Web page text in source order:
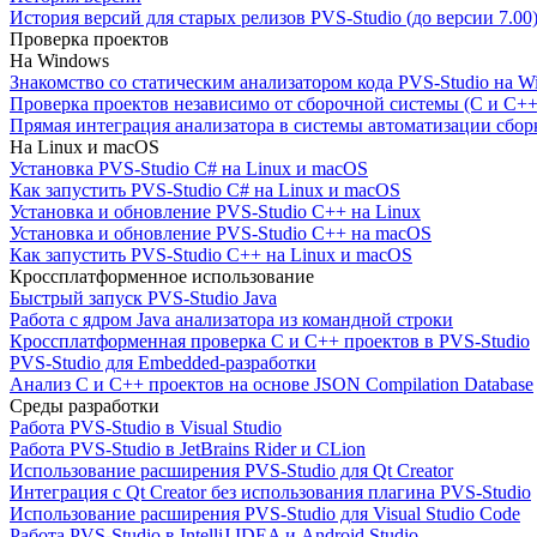
История версий для старых релизов PVS-Studio (до версии 7.00)
Проверка проектов
На Windows
Знакомство со статическим анализатором кода PVS-Studio на
Проверка проектов независимо от сборочной системы (C и
Прямая интеграция анализатора в системы автоматизации
На Linux и macOS
Установка PVS-Studio C# на Linux и macOS
Как запустить PVS-Studio C# на Linux и macOS
Установка и обновление PVS-Studio C++ на Linux
Установка и обновление PVS-Studio C++ на macOS
Как запустить PVS-Studio C++ на Linux и macOS
Кроссплатформенное использование
Быстрый запуск PVS-Studio Java
Работа с ядром Java анализатора из командной строки
Кроссплатформенная проверка C и C++ проектов в PVS-Studio
PVS-Studio для Embedded-разработки
Анализ C и C++ проектов на основе JSON Compilation Database
Среды разработки
Работа PVS-Studio в Visual Studio
Работа PVS-Studio в JetBrains Rider и CLion
Использование расширения PVS-Studio для Qt Creator
Интеграция с Qt Creator без использования плагина PVS-Studio
Использование расширения PVS-Studio для Visual Studio Code